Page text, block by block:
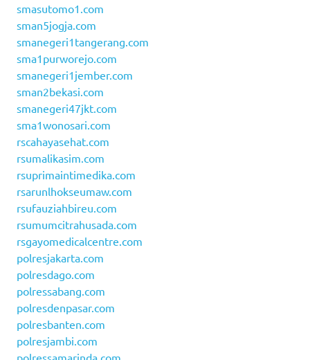
smasutomo1.com
sman5jogja.com
smanegeri1tangerang.com
sma1purworejo.com
smanegeri1jember.com
sman2bekasi.com
smanegeri47jkt.com
sma1wonosari.com
rscahayasehat.com
rsumalikasim.com
rsuprimaintimedika.com
rsarunlhokseumaw.com
rsufauziahbireu.com
rsumumcitrahusada.com
rsgayomedicalcentre.com
polresjakarta.com
polresdago.com
polressabang.com
polresdenpasar.com
polresbanten.com
polresjambi.com